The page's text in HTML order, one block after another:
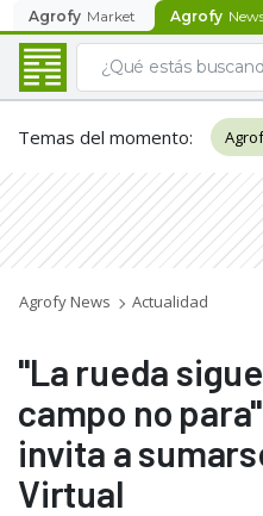
Agrofy Market Agrofy
Temas del momento:
Agrofy News Actualidad
"La rueda
campo no
invita a
Virtual